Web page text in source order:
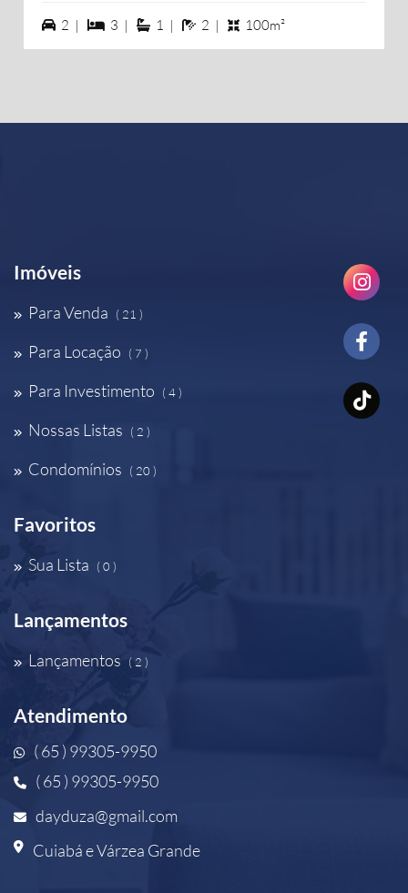
2 vagas na garagem
2 | 3 dormiórios
3 | 1 suítes
1 | 2 banheiros
2 | 100m²
Imóveis
Para Venda ( 21 )
Para Locação ( 7 )
Para Investimento ( 4 )
Nossas Listas ( 2 )
Condomínios ( 20 )
Favoritos
Sua Lista ( 0 )
Lançamentos
Lançamentos ( 2 )
Atendimento
( 65 ) 99305-9950
( 65 ) 99305-9950
dayduza@gmail.com
Cuiabá e Várzea Grande